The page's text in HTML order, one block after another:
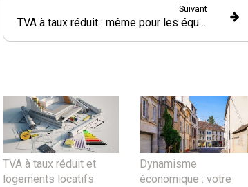
Suivant
TVA à taux réduit : même pour les équipements sportifs conçus pour les personnes handicapées ?
TVA à taux réduit et
logements locatifs
Dynamisme
économique : votre